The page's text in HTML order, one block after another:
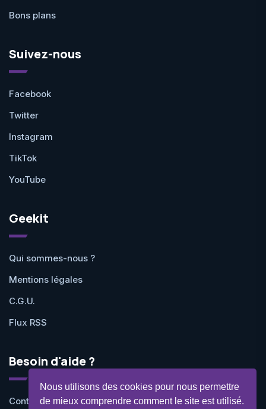
Nous utilisons des cookies pour nous permettre
de mieux comprendre comment le site est utilisé.
Bons plans
Suivez-nous
Facebook
Twitter
Instagram
TikTok
YouTube
Geekit
Qui sommes-nous ?
Mentions légales
C.G.U.
Flux RSS
Besoin d'aide ?
Contactez-nous